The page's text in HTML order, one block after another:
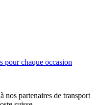
pour chaque occasion
nos partenaires de transport